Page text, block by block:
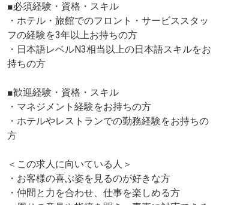
■必須経験・資格・スキル
・ホテル・旅館でのフロント・サービススタッ
フの経験を3年以上お持ちの方
・日本語レベルN3相当以上の日本語スキルをお
持ちの方
■歓迎経験・資格・スキル
・マネジメント経験をお持ちの方
・ホテルやレストランでの勤務経験をお持ちの
方
＜この求人に向いている人＞
・お客様の喜ぶ姿を見るのが好きな方
・仲間と力を合わせ、仕事を楽しめる方